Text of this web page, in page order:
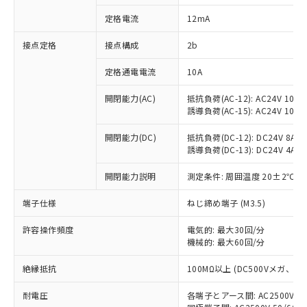
定格電流 12mA
接点定格 接点構成 2b
定格通電電流 10A
開閉能力(AC)
抵抗負荷(AC-12): AC24V 10A/
誘導負荷(AC-15): AC24V
開閉能力(DC)
抵抗負荷(DC-12): DC24V 8A/
誘導負荷(DC-13): DC24V 4A/
開閉能力説明 測定条件: 周囲温度 20±2℃、
端子仕様 ねじ締め端子 (M3.5)
許容操作頻度
電気的: 最大30回/分
機械的: 最大60回/分
絶縁抵抗 100MΩ以上 (DC500Vメガ、点
耐電圧
各端子とアース間: AC2500V
ご利用条件
以下の条件をお読みいただき、同意のうえ
本サービスは、当社制御機器事業取扱
商品の当社在庫状況および標準価格
(税抜)を提供させていただくもので
当社制御機器事業取扱商品の中には、
本サービスの対象外となる商品もある
ことをご了承ください。
在庫状況および標準価格照会結果は、
記載している更新日時点での社内デー
タに基づき作成されるものであり、閲
準価格とは異なる場合があることをご
対応済み：EU RoHS指令（10物質）の
非含有に対応した製品が提供可能な商品で
対応予定：EU RoHS指令（10物質）の非含
有に対応した製品に切り替える予定のある
対応予定なし：EU RoHS指令（10物質）の
非含有に非対応の商品で、対応品を出す予
調査・確認中：EU RoHS指令（10物質）の
非含有の対応状況を調査中または確認中の
非該当品：ライセンス料など無形物で、有
害物質有無と関係のない商品です。
仕入先様の事情により、非含有部品として
いたものが、含有品と判明した場合などや
むを得ず変更することがあります。
*EU RoHS指令（10物質）：
鉛(Pb) 1000ppm以下、 水銀(Hg) 1000ppm以下、 カド
六価クロム(Cr(Ⅵ)) 1000ppm以下、ポリ臭化ビフェニル
「○」：最大均質材料含有率が中国RoHSの
基準値以下であることを示します。
「×」：最大均質材料含有率が中国RoHSの
基準値を超えていることを示します。
「－」：未確認です。当社販売部門へお問
当社は、これら貴社製品のうち、外国
為替および外国貿易法に定める商品
（以下｢規制貨物等」という）を輸出
または国外への提供する場合は、日本
国政府の輸出許可(または役務取引許
可)を取得するなどの必要な手続きを